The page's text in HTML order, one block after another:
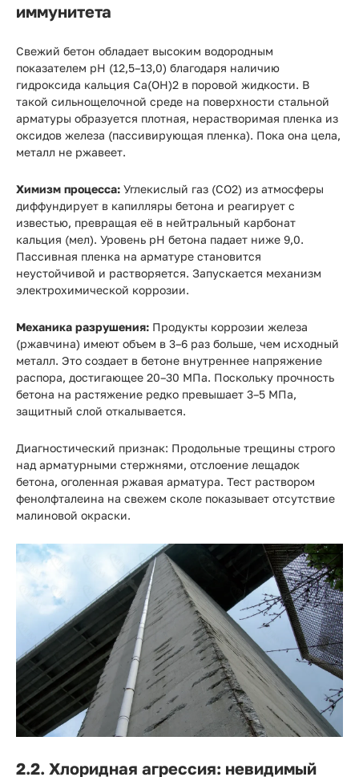
иммунитета
Свежий бетон обладает высоким водородным
показателем pH (12,5–13,0) благодаря наличию
гидроксида кальция Ca(OH)2 в поровой жидкости. В
такой сильнощелочной среде на поверхности стальной
арматуры образуется плотная, нерастворимая пленка из
оксидов железа (пассивирующая пленка). Пока она цела,
металл не ржавеет.
Химизм процесса: Углекислый газ (CO2) из атмосферы
диффундирует в капилляры бетона и реагирует с
известью, превращая её в нейтральный карбонат
кальция (мел). Уровень pH бетона падает ниже 9,0.
Пассивная пленка на арматуре становится
неустойчивой и растворяется. Запускается механизм
электрохимической коррозии.
Механика разрушения: Продукты коррозии железа
(ржавчина) имеют объем в 3–6 раз больше, чем исходный
металл. Это создает в бетоне внутреннее напряжение
распора, достигающее 20–30 МПа. Поскольку прочность
бетона на растяжение редко превышает 3–5 МПа,
защитный слой откалывается.
Диагностический признак: Продольные трещины строго
над арматурными стержнями, отслоение лещадок
бетона, оголенная ржавая арматура. Тест раствором
фенолфталеина на свежем сколе показывает отсутствие
малиновой окраски.
2.2. Хлоридная агрессия: невидимый